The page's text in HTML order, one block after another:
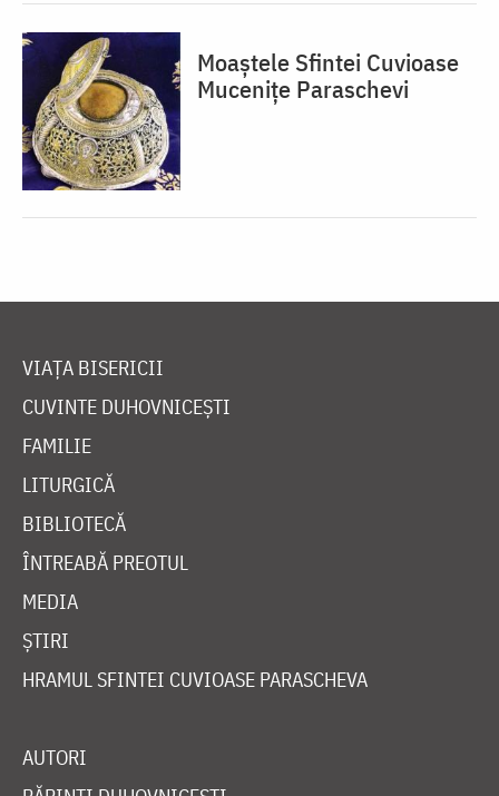
Moaștele Sfintei Cuvioase
Mucenițe Paraschevi
VIAȚA BISERICII
CUVINTE DUHOVNICEȘTI
FAMILIE
LITURGICĂ
BIBLIOTECĂ
ÎNTREABĂ PREOTUL
MEDIA
ȘTIRI
HRAMUL SFINTEI CUVIOASE PARASCHEVA
AUTORI